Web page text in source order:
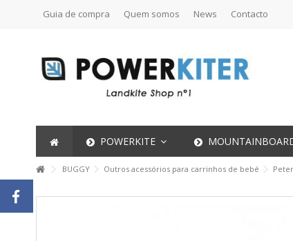
Guia de compra Quem somos News Contacto
POWERKITE
BUGGY Outros acessórios para carrinhos de bebé